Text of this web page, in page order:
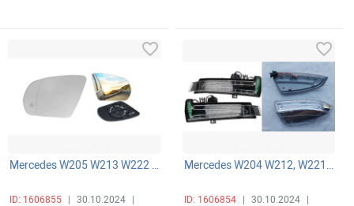
Mercedes W205 W213 W222 հայլի կողային հայլու ապակի տաքացվող слепой зона -ով եռանկյունիով
ID: 1606855 30.10.2024
favorite_border
Mercedes W204 W212, W221, C204, W176, W246, X156 W164 W166 W463 X164 X166 հայլու մարգատել
ID: 1606854 30.10.2024
favorite_border